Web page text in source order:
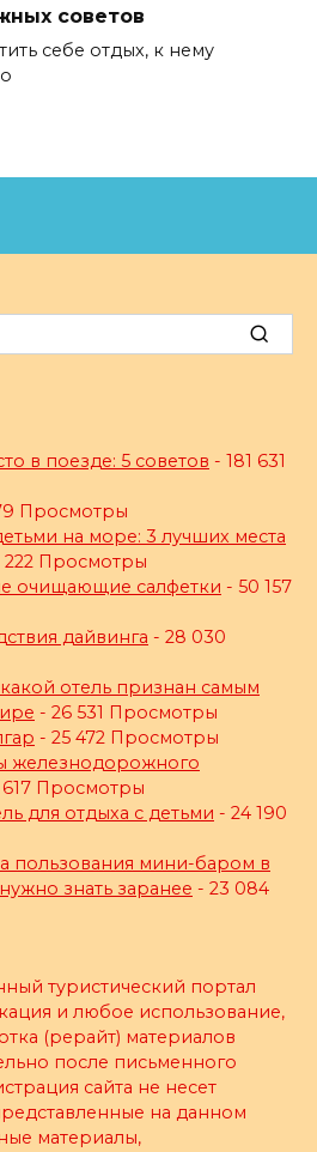
советов
себе отдых, к нему
в поезде: 5 советов - 181 631
Просмотры
на море: 3 лучших места
222 Просмотры
очищающие салфетки - 50 157
дайвинга - 28 030
отель признан самым
- 26 531 Просмотры
- 25 472 Просмотры
железнодорожного
617 Просмотры
для отдыха с детьми - 24 190
пользования мини-баром в
знать заранее - 23 084
туристический портал
и любое использование,
(рерайт) материалов
после письменного
сайта не несет
на данном
материалы,